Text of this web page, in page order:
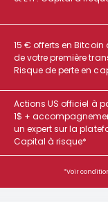
15 € offerts en Bitcoin
de votre première
Risque de perte en
Actions US officiel à
1$ +
un expert sur la
Capital à risque*
*Voir